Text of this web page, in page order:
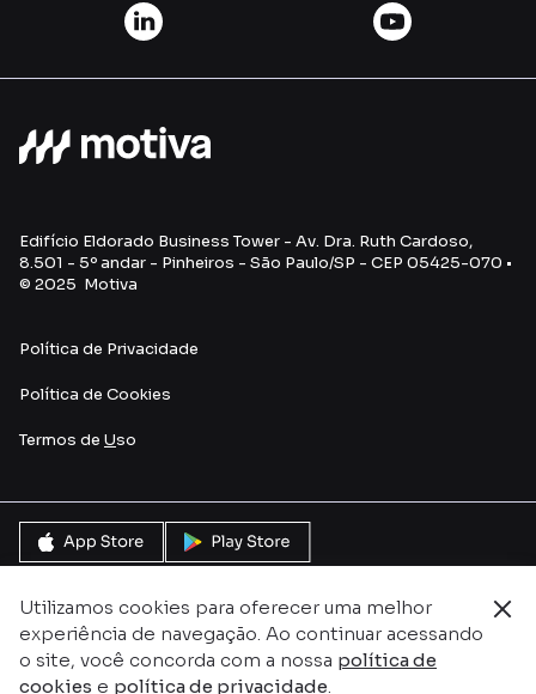
Utilizamos cookies para oferecer uma melhor
experiência de navegação. Ao continuar acessando
o site, você concorda com a nossa política de
cookies e política de privacidade.
Edifício Eldorado Business Tower - Av. Dra. Ruth Cardoso,
8.501 - 5º andar - Pinheiros - São Paulo/SP - CEP 05425-070 •
© 2025 Motiva
Política de Privacidade
Política de Cookies
Termos de Uso